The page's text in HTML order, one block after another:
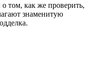
том, как же проверить,
знаменитую